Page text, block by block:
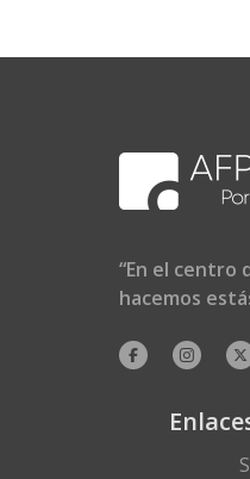
“En el centro
hacemos